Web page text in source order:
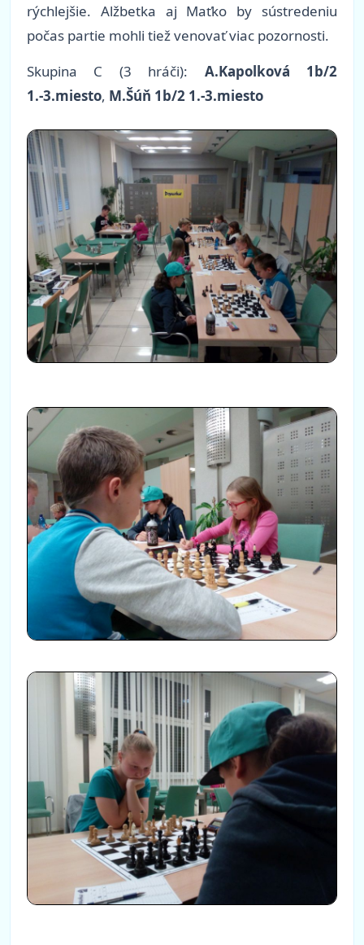
rýchlejšie. Alžbetka aj Maťko by sústredeniu
počas partie mohli tiež venovať viac pozornosti.
Skupina C (3 hráči): A.Kapolková 1b/2
1.-3.miesto, M.Šúň 1b/2 1.-3.miesto